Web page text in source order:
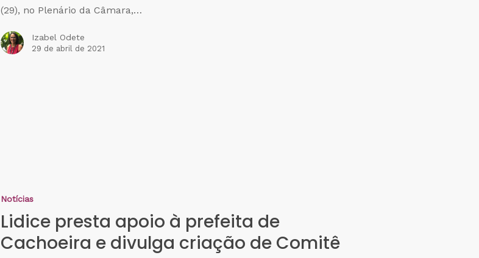
(29), no Plenário da Câmara,…
Izabel Odete
29 de abril de 2021
Notícias
Lidice presta apoio à prefeita de
Cachoeira e divulga criação de Comitê